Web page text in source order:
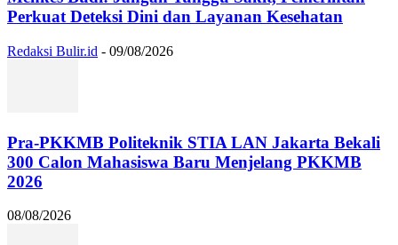
Perkuat Deteksi Dini dan Layanan Kesehatan
Redaksi Bulir.id - 09/08/2026
Pra-PKKMB Politeknik STIA LAN Jakarta Bekali
300 Calon Mahasiswa Baru Menjelang PKKMB
2026
08/08/2026